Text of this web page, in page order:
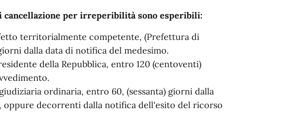
per irreperibilità sono esperibili:
territorialmente competente, (Prefettura di
dalla data di notifica del medesimo.
della Repubblica, entro 120 (centoventi)
ordinaria, entro 60, (sessanta) giorni dalla
decorrenti dalla notifica dell'esito del ricorso